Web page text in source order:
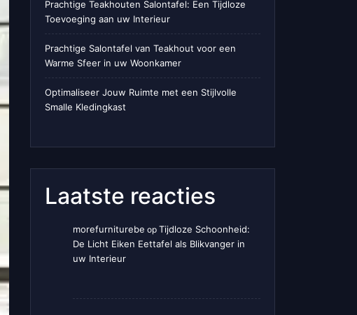
Prachtige Teakhouten Salontafel: Een Tijdloze
Toevoeging aan uw Interieur
Prachtige Salontafel van Teakhout voor een
Warme Sfeer in uw Woonkamer
Optimaliseer Jouw Ruimte met een Stijlvolle
Smalle Kledingkast
Laatste reacties
morefurniturebe op Tijdloze Schoonheid:
De Licht Eiken Eettafel als Blikvanger in
uw Interieur